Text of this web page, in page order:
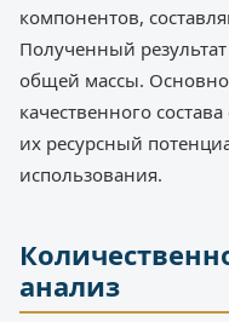
компонентов,
Полученный
общей массы.
качественного
их ресурсный
использования.
анализ